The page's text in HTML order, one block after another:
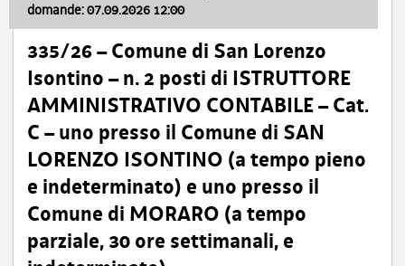
domande: 07.09.2026 12:00
335/26 – Comune di San Lorenzo
Isontino – n. 2 posti di ISTRUTTORE
AMMINISTRATIVO CONTABILE – Cat.
C – uno presso il Comune di SAN
LORENZO ISONTINO (a tempo pieno
e indeterminato) e uno presso il
Comune di MORARO (a tempo
parziale, 30 ore settimanali, e